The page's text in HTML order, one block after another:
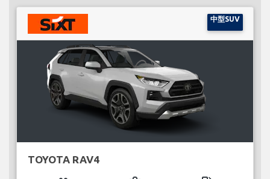
中型SUV
TOYOTA RAV4